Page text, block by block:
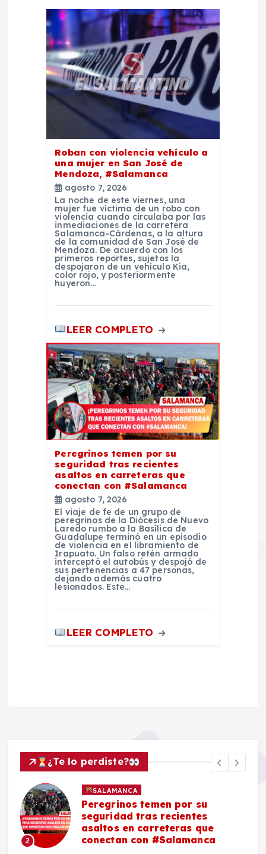
Roban con violencia vehículo a
una mujer en San José de
Mendoza, #Salamanca
agosto 7, 2026
La noche de este viernes, una
mujer fue víctima de un robo con
violencia cuando circulaba por las
inmediaciones de la carretera
Salamanca-Cárdenas, a la altura
de la comunidad de San José de
Mendoza. De acuerdo con los
primeros reportes, sujetos la
despojaron de un vehículo Kia,
color rojo, y posteriormente
huyeron…
LEER COMPLETO
Peregrinos temen por su
seguridad tras recientes
asaltos en carreteras que
conectan con #Salamanca
agosto 7, 2026
El viaje de fe de un grupo de
peregrinos de la Diócesis de Nuevo
Laredo rumbo a la Basílica de
Guadalupe terminó en un episodio
de violencia en el libramiento de
Irapuato. Un falso retén armado
interceptó el autobús y despojó de
sus pertenencias a 47 personas,
dejando además cuatro
lesionados. Este…
LEER COMPLETO
¿Te lo perdiste?
2
SALAMANCA
Peregrinos temen por su
seguridad tras recientes
asaltos en carreteras que
conectan con #Salamanca